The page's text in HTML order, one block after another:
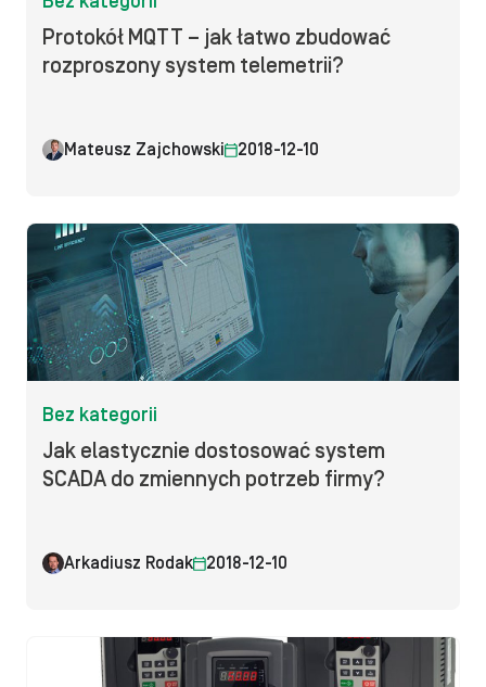
Protokół MQTT – jak łatwo zbudować
rozproszony system telemetrii?
Mateusz Zajchowski 2018-12-10
Bez kategorii
Jak elastycznie dostosować system
SCADA do zmiennych potrzeb firmy?
Arkadiusz Rodak 2018-12-10